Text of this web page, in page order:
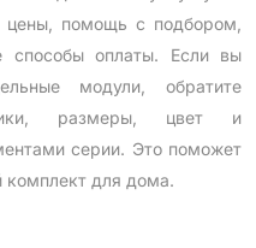
цены, помощь с подбором,
способы оплаты. Если вы
модули, обратите
размеры, цвет и
серии. Это поможет
комплект для дома.